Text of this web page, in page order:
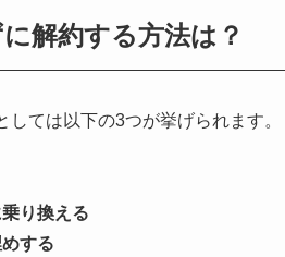
解約する方法は？
しては以下の3つが挙げられます。
り換える
する